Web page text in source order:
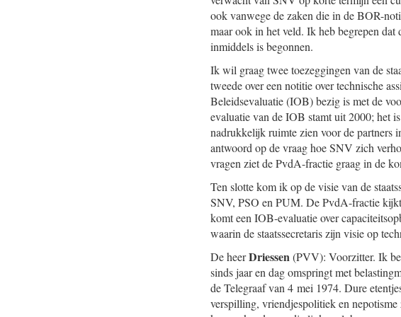
ook vanwege de zaken die in de BOR-
maar ook in het veld. Ik heb begrepen
inmiddels is begonnen.
Ik wil graag twee toezeggingen van de
tweede over een notitie over technische
Beleidsevaluatie (IOB) bezig is met de
evaluatie van de IOB stamt uit 2000; het
nadrukkelijk ruimte zien voor de partners
antwoord op de vraag hoe SNV zich
vragen ziet de PvdA-fractie graag in de
Ten slotte kom ik op de visie van de
SNV, PSO en PUM. De PvdA-fractie
komt een IOB-evaluatie over
waarin de staatssecretaris zijn visie op
De heerDriessen(PVV): Voorzitter. Ik
sinds jaar en dag omspringt met
de Telegraaf van 4 mei 1974. Dure
verspilling, vriendjespolitiek en